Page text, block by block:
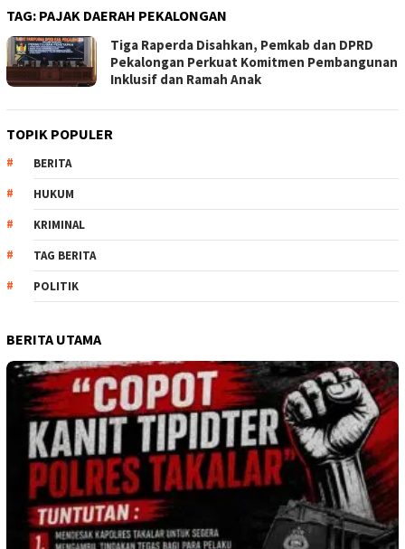
TAG: PAJAK DAERAH PEKALONGAN
Tiga Raperda Disahkan, Pemkab dan DPRD
Pekalongan Perkuat Komitmen Pembangunan
Inklusif dan Ramah Anak
TOPIK POPULER
BERITA
HUKUM
KRIMINAL
TAG BERITA
POLITIK
BERITA UTAMA